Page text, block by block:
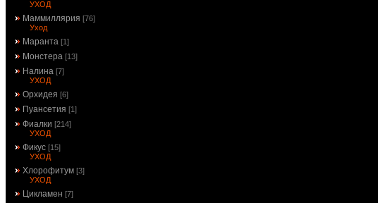
УХОД
Маммиллярия [76]
Уход
Маранта [1]
Монстера [13]
Налина [7]
УХОД
Орхидея [6]
Пуансетия [1]
Фиалки [214]
УХОД
Фикус [15]
УХОД
Хлорофитум [3]
УХОД
Цикламен [7]